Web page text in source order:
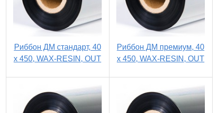
Риббон ДМ стандарт, 40
х 450, WAX-RESIN, OUT
Риббон ДМ премиум, 40
х 450, WAX-RESIN, OUT